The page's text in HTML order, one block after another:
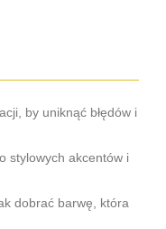
by uniknąć błędów i
stylowych akcentów i
dobrać barwę, która